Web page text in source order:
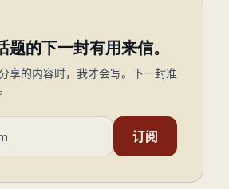
题的下一封有用来信。
享的内容时，我才会写。下一封准
订阅